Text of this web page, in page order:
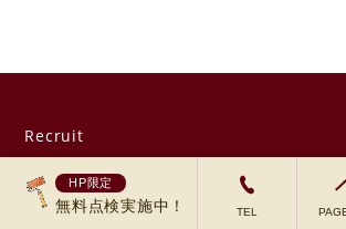
HP限定
無料点検実施中！ TEL
採用情報